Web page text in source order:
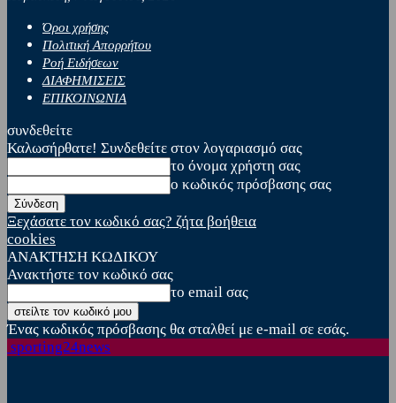
Όροι χρήσης
Πολιτική Απορρήτου
Ροή Ειδήσεων
ΔΙΑΦΗΜΙΣΕΙΣ
ΕΠΙΚΟΙΝΩΝΙΑ
συνδεθείτε
Καλωσήρθατε! Συνδεθείτε στον λογαριασμό σας
το όνομα χρήστη σας
ο κωδικός πρόσβασης σας
Ξεχάσατε τον κωδικό σας? ζήτα βοήθεια
cookies
ΑΝΑΚΤΗΣΗ ΚΩΔΙΚΟΥ
Ανακτήστε τον κωδικό σας
το email σας
Ένας κωδικός πρόσβασης θα σταλθεί με e-mail σε εσάς.
sporting24news